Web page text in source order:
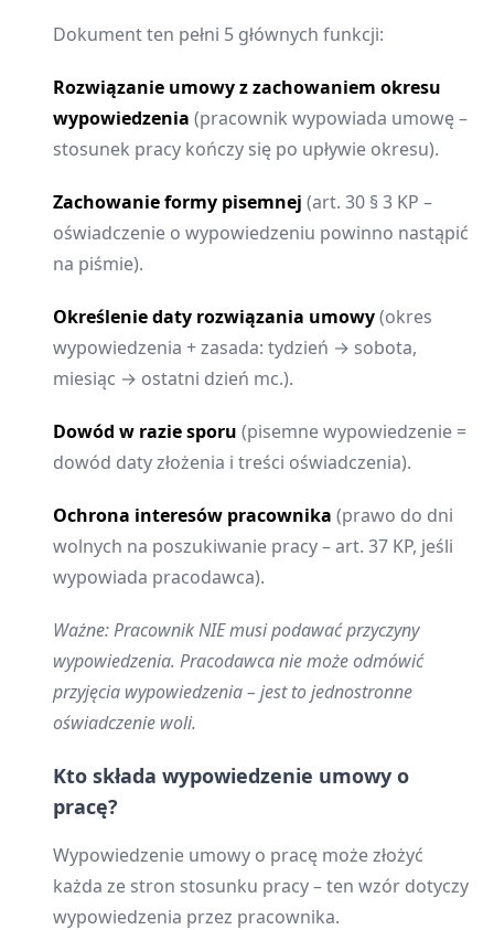
Dokument ten pełni 5 głównych funkcji:
Rozwiązanie umowy z zachowaniem okresu
wypowiedzenia (pracownik wypowiada umowę –
stosunek pracy kończy się po upływie okresu).
Zachowanie formy pisemnej (art. 30 § 3 KP –
oświadczenie o wypowiedzeniu powinno nastąpić
na piśmie).
Określenie daty rozwiązania umowy(okres
wypowiedzenia + zasada: tydzień → sobota,
miesiąc → ostatni dzień mc.).
Dowód w razie sporu (pisemne wypowiedzenie =
dowód daty złożenia i treści oświadczenia).
Ochrona interesów pracownika (prawo do dni
wolnych na poszukiwanie pracy – art. 37 KP, jeśli
wypowiada pracodawca).
Ważne: Pracownik NIE musi podawać przyczyny
wypowiedzenia. Pracodawca nie może odmówić
przyjęcia wypowiedzenia – jest to jednostronne
oświadczenie woli.
Kto składa wypowiedzenie umowy o
pracę?
Wypowiedzenie umowy o pracę może złożyć
każda ze stron stosunku pracy – ten wzór dotyczy
wypowiedzenia przez pracownika.